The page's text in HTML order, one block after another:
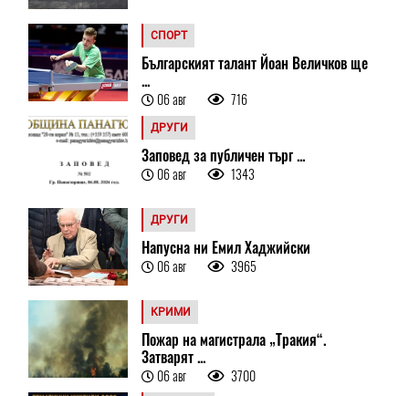
СПОРТ
Българският талант Йоан Величков ще
...
06 авг 716
ДРУГИ
Заповед за публичен търг ...
06 авг 1343
ДРУГИ
Напусна ни Емил Хаджийски
06 авг 3965
КРИМИ
Пожар на магистрала „Тракия“.
Затварят ...
06 авг 3700